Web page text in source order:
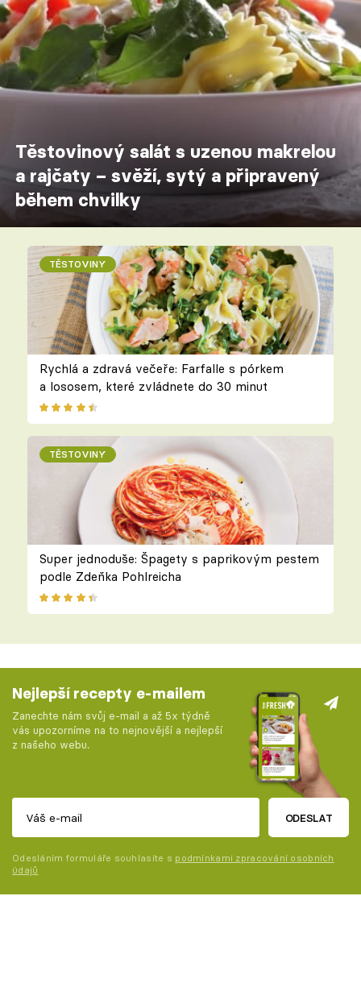
Těstovinový salát s uzenou makrelou
a rajčaty – svěží, sytý a připravený
během chvilky
TĚSTOVINY
Rychlá a zdravá večeře: Farfalle s pórkem
a lososem, které zvládnete do 30 minut
TĚSTOVINY
Super jednoduše: Špagety s paprikovým pestem
podle Zdeňka Pohlreicha
Nejlepší recepty e-mailem
Zanechte nám svůj e-mail a až 5x týdně
vás upozorníme na to nejnovější a nejlepší
z našeho webu.
ODESLAT
Odesláním formuláře souhlasíte s podmínkami zpracování osobních
údajů